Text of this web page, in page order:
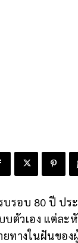
รอบ 80 ปี ป
วเอง แต่ละหั
ทางในฝันของ